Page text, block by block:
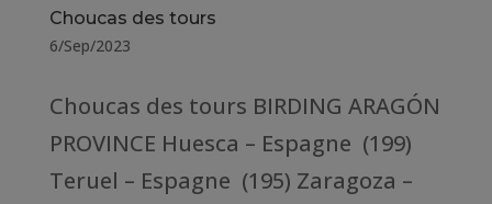
Choucas des tours
6/Sep/2023
Choucas des tours BIRDING ARAGÓN
PROVINCE Huesca – Espagne (199)
Teruel – Espagne (195) Zaragoza –